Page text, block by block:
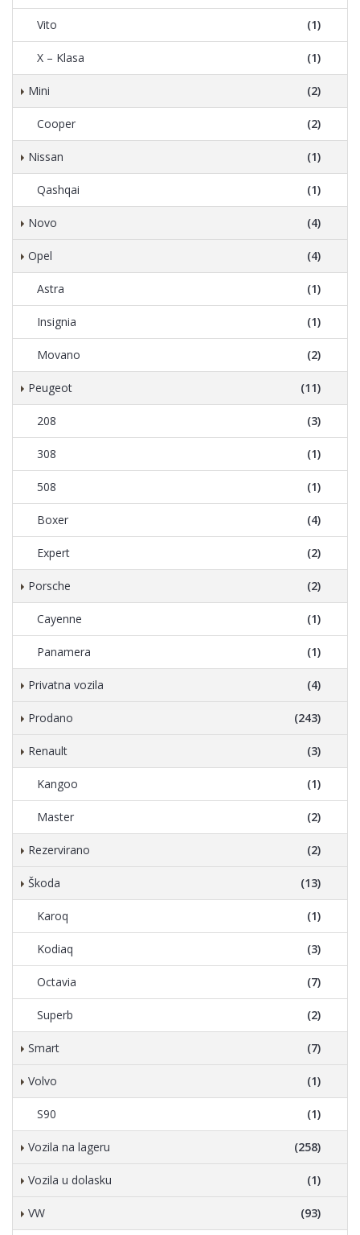
Vito (1)
X – Klasa (1)
Mini (2)
Cooper (2)
Nissan (1)
Qashqai (1)
Novo (4)
Opel (4)
Astra (1)
Insignia (1)
Movano (2)
Peugeot (11)
208 (3)
308 (1)
508 (1)
Boxer (4)
Expert (2)
Porsche (2)
Cayenne (1)
Panamera (1)
Privatna vozila (4)
Prodano (243)
Renault (3)
Kangoo (1)
Master (2)
Rezervirano (2)
Škoda (13)
Karoq (1)
Kodiaq (3)
Octavia (7)
Superb (2)
Smart (7)
Volvo (1)
S90 (1)
Vozila na lageru (258)
Vozila u dolasku (1)
VW (93)